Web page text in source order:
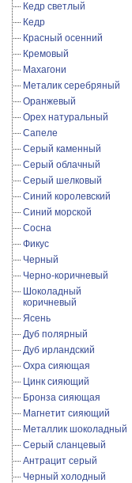
Кедр светлый
Кедр
Красный осенний
Кремовый
Махагони
Металик серебряный
Оранжевый
Орех натуральный
Сапеле
Серый каменный
Серый облачный
Серый шелковый
Синий королевский
Синий морской
Сосна
Фикус
Черный
Черно-коричневый
Шоколадный
коричневый
Ясень
Дуб полярный
Дуб ирландский
Охра сияющая
Цинк сияющий
Бронза сияющая
Магнетит сияющий
Металлик шоколадный
Cерый сланцевый
Антрацит серый
Черный холодный